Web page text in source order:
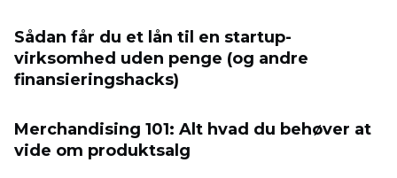
Sådan får du et lån til en startup-
virksomhed uden penge (og andre
finansieringshacks)
Merchandising 101: Alt hvad du behøver at
vide om produktsalg